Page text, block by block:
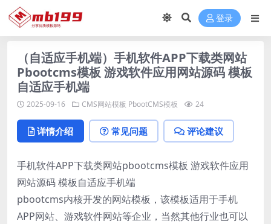
登录
（自适应手机端）手机软件APP下载类网站
Pbootcms模板 游戏软件应用网站源码 模板
自适应手机端
2025-09-16 CMS网站模板 PbootCMS模板 24
详情介绍 常见问题 评论建议
手机软件APP下载类网站pbootcms模板 游戏软件应用
网站源码 模板自适应手机端
pbootcms内核开发的网站模板，该模板适用于手机
APP网站、游戏软件网站等企业，当然其他行业也可以